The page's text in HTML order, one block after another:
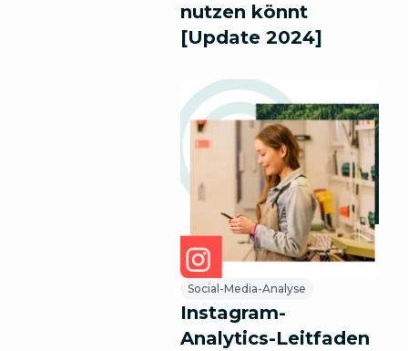
nutzen könnt
[Update 2024]
Social-Media-Analyse
Instagram-
Analytics-Leitfaden